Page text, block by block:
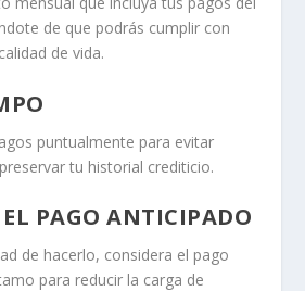
de que podrás cumplir con
de vida.
puntualmente para evitar
tu historial crediticio.
PAGO ANTICIPADO
de hacerlo, considera el pago
para reducir la carga de